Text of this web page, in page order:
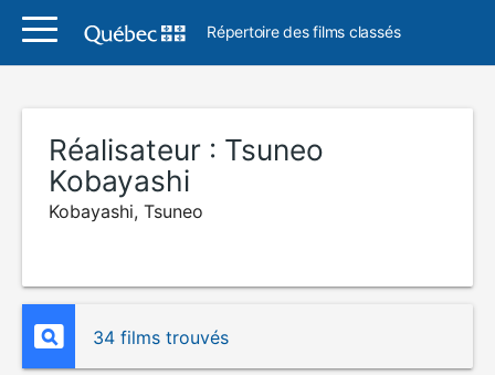
Répertoire des films classés
Réalisateur : Tsuneo
Kobayashi
Kobayashi, Tsuneo
34 films trouvés